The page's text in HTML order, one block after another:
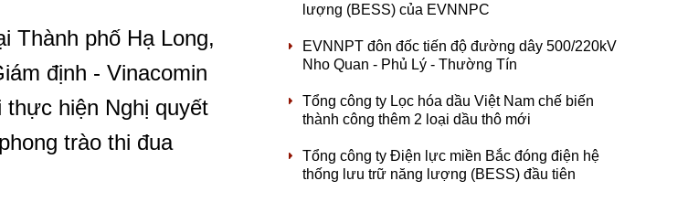
Thành phố Hạ Long,
định - Vinacomin
hiện Nghị quyết
trào thi đua
lượng (BESS) của EVNNPC
EVNNPT đôn đốc tiến độ đường dây 500/220kV
Nho Quan - Phủ Lý - Thường Tín
Tổng công ty Lọc hóa dầu Việt Nam chế biến
thành công thêm 2 loại dầu thô mới
Tổng công ty Điện lực miền Bắc đóng điện hệ
thống lưu trữ năng lượng (BESS) đầu tiên